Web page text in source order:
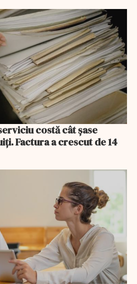
costă cât șase
Factura a crescut de 14